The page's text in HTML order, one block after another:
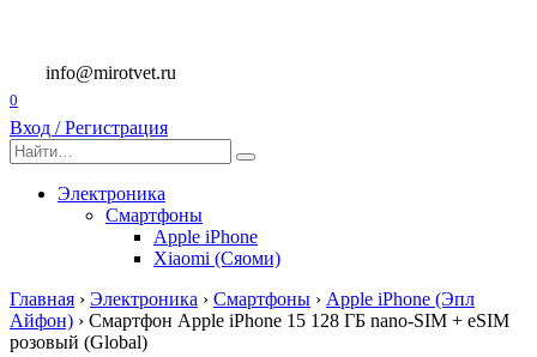
содержанию
info@mirotvet.ru
0
Вход / Регистрация
Search
for:
Электроника
Смартфоны
Apple iPhone
Xiaomi (Сяоми)
Главная › Электроника › Смартфоны › Apple iPhone (Эпл
Айфон) › Смартфон Apple iPhone 15 128 ГБ nano-SIM + eSIM
розовый (Global)